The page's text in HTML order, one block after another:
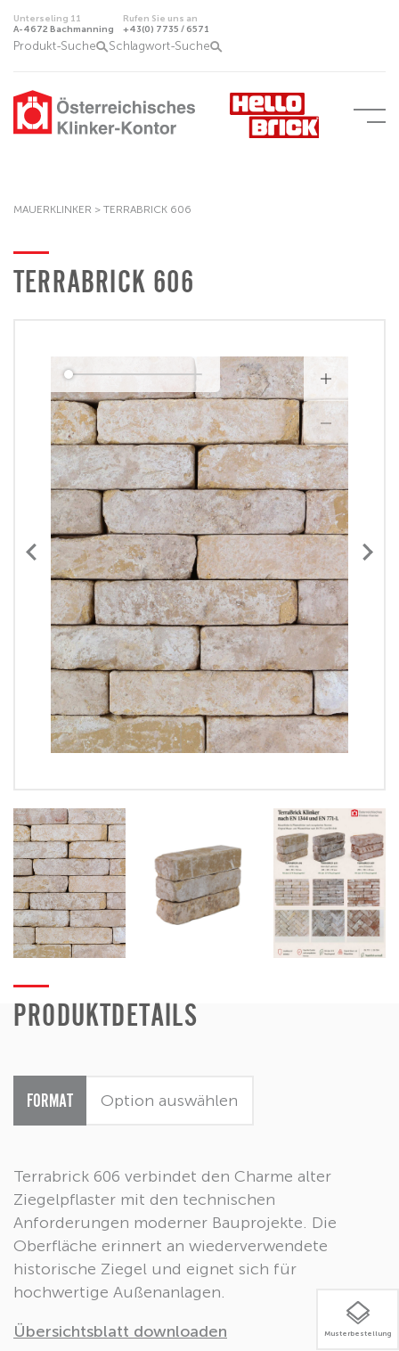
Unterseling 11
A-4672 Bachmanning
Rufen Sie uns an
+43(0) 7735 / 6571
Produkt-Suche Schlagwort-Suche
Musterbestellung
MAUERKLINKER > TERRABRICK 606
TERRABRICK 606
PRODUKTDETAILS
FORMAT
Terrabrick 606 verbindet den Charme alter
Ziegelpflaster mit den technischen
Anforderungen moderner Bauprojekte. Die
Oberfläche erinnert an wiederverwendete
historische Ziegel und eignet sich für
hochwertige Außenanlagen.
Übersichtsblatt downloaden